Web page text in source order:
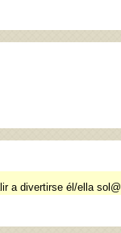
a divertirse él/ella sol@